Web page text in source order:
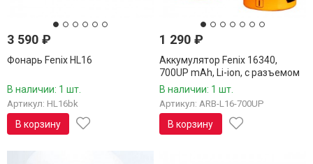
3 590 ₽
Фонарь Fenix HL16
В наличии: 1 шт.
Артикул: HL16bk
В корзину
1 290₽
Аккумулятор Fenix 16340,
700UP mAh, Li-ion, с разъемом
для USB, ARB-L16-700UP
В наличии: 1 шт.
Артикул: ARB-L16-700UP
В корзину